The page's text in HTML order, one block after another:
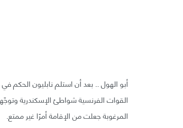
أبو الهول .. بعد أن استلم نابليون الحكم
المرغوبة جعلت من الإقامة أمرًا غير ممتع.